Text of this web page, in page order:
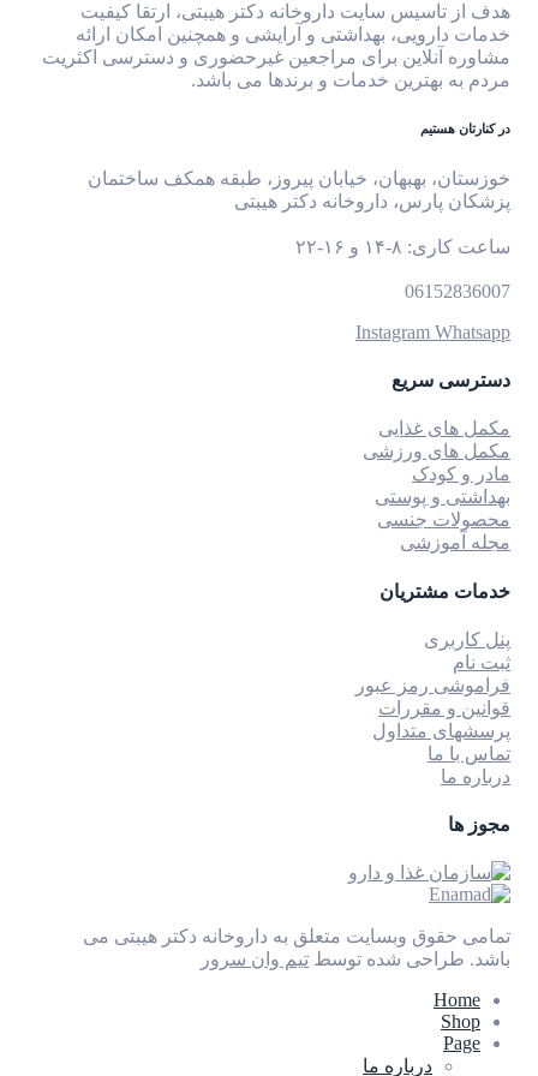
هدف از تاسیس سایت داروخانه دکتر هیبتی، ارتقا کیفیت
خدمات دارویی، بهداشتی و آرایشی و همچنین امکان ارائه
مشاوره آنلاین برای مراجعین غیرحضوری و دسترسی اکثریت
مردم به بهترین خدمات و برندها می باشد.
در کنارتان هستیم
خوزستان، بهبهان، خیابان پیروز، طبقه همکف ساختمان
پزشکان پارس، داروخانه دکتر هیبتی
ساعت کاری: ۸-۱۴ و ۱۶-۲۲
06152836007
Instagram Whatsapp
دسترسی سریع
مکمل های غذایی
مکمل های ورزشی
مادر و کودک
بهداشتی و پوستی
محصولات جنسی
مجله آموزشی
خدمات مشتریان
پنل کاربری
ثبت نام
فراموشی رمز عبور
قوانین و مقررات
پرسشهای متداول
تماس با ما
درباره ما
مجوز ها
تمامی حقوق وبسایت متعلق به داروخانه دکتر هیبتی می
باشد. طراحی شده توسط تیم وان سرور
Home
Shop
Page
درباره ما